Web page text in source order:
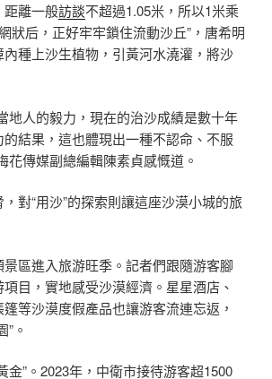
距離一般訪談不超過1.05米，所以1米乘
狀后，正好牢牢鎖住流動沙丘”，唐希明
種上沙生植物，引黃河水澆灌，將沙
地人的毅力，現在的治沙成績是數十年
結果，這也體現出一種不認命、不服
花傳媒副總編輯陳素貞感慨道。
對“用沙”的探索則讓這座沙漠小城的旅
區進入旅游旺季。記者們跟隨游客腳
目，實地感受沙漠經濟。星星酒店、
等沙漠度假產品也讓游客流連忘返，
。
金”。2023年，中衛市接待游客超1500